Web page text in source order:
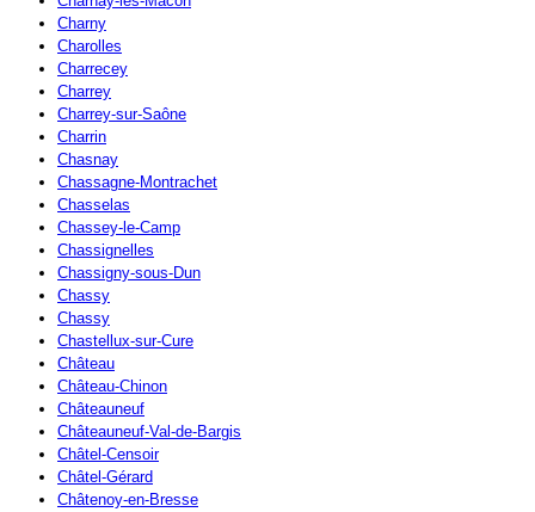
Charny
Charolles
Charrecey
Charrey
Charrey-sur-Saône
Charrin
Chasnay
Chassagne-Montrachet
Chasselas
Chassey-le-Camp
Chassignelles
Chassigny-sous-Dun
Chassy
Chassy
Chastellux-sur-Cure
Château
Château-Chinon
Châteauneuf
Châteauneuf-Val-de-Bargis
Châtel-Censoir
Châtel-Gérard
Châtenoy-en-Bresse